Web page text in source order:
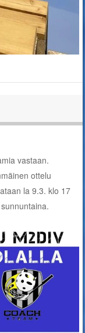
vastaan.
ottelu
la 9.3. klo 17